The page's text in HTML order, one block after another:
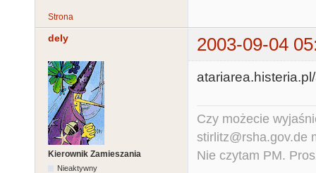
Strona
dely 2003-09-04
Kierownik Zamieszania
Nieaktywny
Czy możecie
stirlitz@rsha.gov.de
Nie czytam PM.